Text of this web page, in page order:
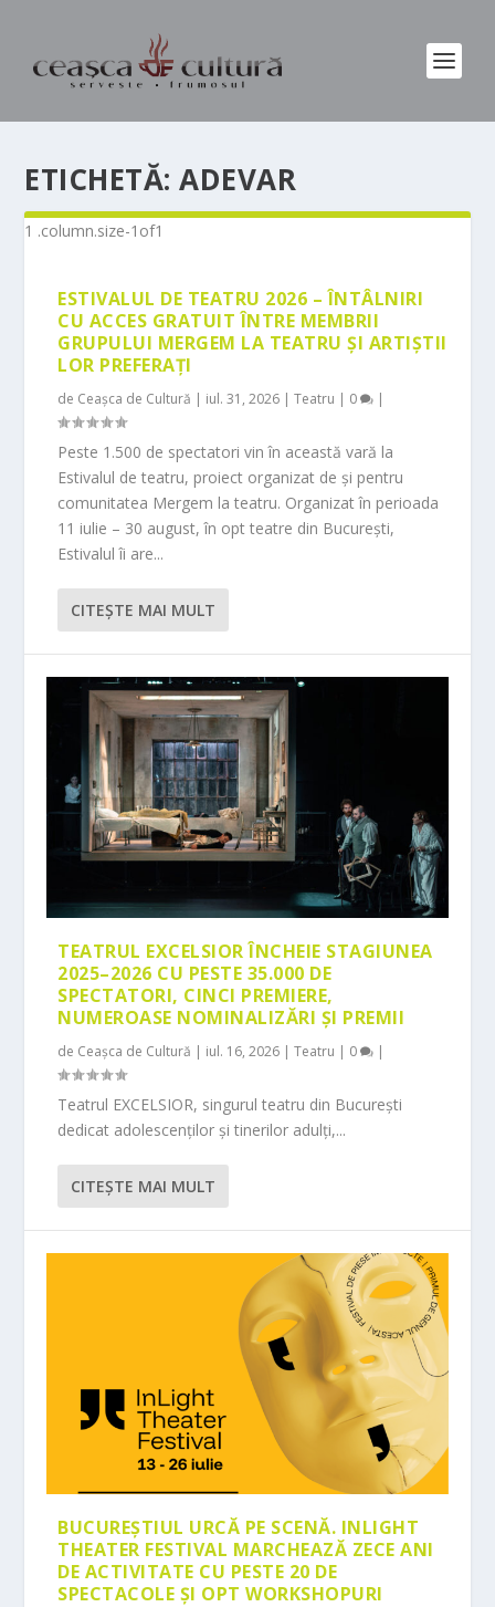
ETICHETĂ:ADEVAR
ESTIVALUL DE TEATRU 2026 – ÎNTÂLNIRI
CU ACCES GRATUIT ÎNTRE MEMBRII
GRUPULUI MERGEM LA TEATRU ȘI ARTIȘTII
LOR PREFERAȚI
de Ceașca de Cultură | iul. 31, 2026 |Teatru | 0 |
Peste 1.500 de spectatori vin în această vară la
Estivalul de teatru, proiect organizat de și pentru
comunitatea Mergem la teatru. Organizat în perioada
11 iulie – 30 august, în opt teatre din București,
Estivalul îi are...
CITEŞTE MAI MULT
TEATRUL EXCELSIOR ÎNCHEIE STAGIUNEA
2025–2026 CU PESTE 35.000 DE
SPECTATORI, CINCI PREMIERE,
NUMEROASE NOMINALIZĂRI ȘI PREMII
de Ceașca de Cultură | iul. 16, 2026 |Teatru | 0 |
Teatrul EXCELSIOR, singurul teatru din București
dedicat adolescenților și tinerilor adulți,...
CITEŞTE MAI MULT
BUCUREȘTIUL URCĂ PE SCENĂ. INLIGHT
THEATER FESTIVAL MARCHEAZĂ ZECE ANI
DE ACTIVITATE CU PESTE 20 DE
SPECTACOLE ȘI OPT WORKSHOPURI